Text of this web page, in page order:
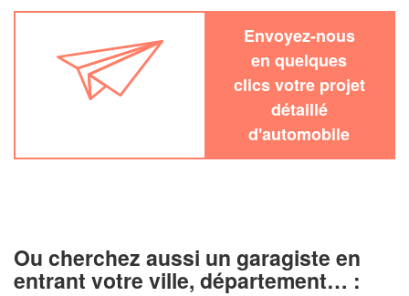
Envoyez-nous
en quelques
clics votre projet
détaillé
d'automobile
Ou cherchez aussi un garagiste en
entrant votre ville, département… :